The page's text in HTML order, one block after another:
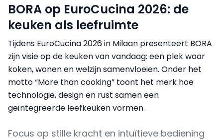
BORA op EuroCucina 2026: de
keuken als leefruimte
Tijdens EuroCucina 2026 in Milaan presenteert BORA
zijn visie op de keuken van vandaag: een plek waar
koken, wonen en welzijn samenvloeien. Onder het
motto “More than cooking” toont het merk hoe
technologie, design en rust samen een
geïntegreerde leefkeuken vormen.
Focus op stille kracht en intuïtieve bediening